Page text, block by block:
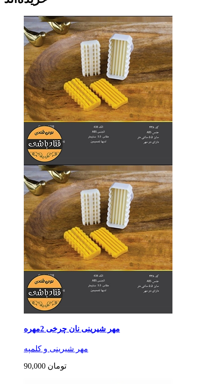
مهر شیرینی نان چرخی 2مهره
مهر شیرینی و کلمپه
90,000 تومان